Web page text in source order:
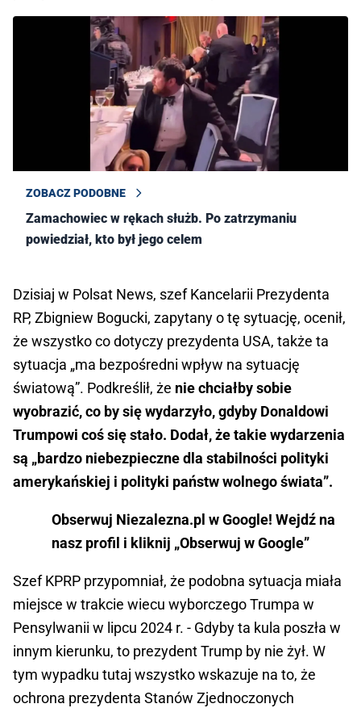
ZOBACZ PODOBNE
Zamachowiec w rękach służb. Po zatrzymaniu
powiedział, kto był jego celem
Dzisiaj w Polsat News, szef Kancelarii Prezydenta
RP, Zbigniew Bogucki, zapytany o tę sytuację, ocenił,
że wszystko co dotyczy prezydenta USA, także ta
sytuacja „ma bezpośredni wpływ na sytuację
światową”. Podkreślił, że nie chciałby sobie
wyobrazić, co by się wydarzyło, gdyby Donaldowi
Trumpowi coś się stało. Dodał, że takie wydarzenia
są „bardzo niebezpieczne dla stabilności polityki
amerykańskiej i polityki państw wolnego świata”.
Obserwuj Niezalezna.pl w Google! Wejdź na
nasz profil i kliknij „Obserwuj w Google”
Szef KPRP przypomniał, że podobna sytuacja miała
miejsce w trakcie wiecu wyborczego Trumpa w
Pensylwanii w lipcu 2024 r. - Gdyby ta kula poszła w
innym kierunku, to prezydent Trump by nie żył. W
tym wypadku tutaj wszystko wskazuje na to, że
ochrona prezydenta Stanów Zjednoczonych